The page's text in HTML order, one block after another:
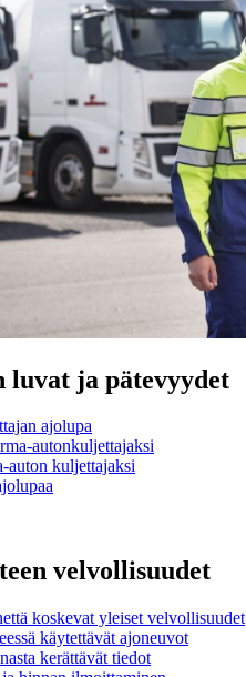
ja pätevyydet
ajolupa
autonkuljettajaksi
auton kuljettajaksi
velvollisuudet
koskevat yleiset velvollisuudet
käytettävät ajoneuvot
kerättävät tiedot